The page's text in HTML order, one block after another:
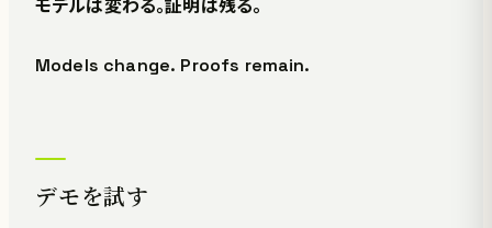
モデルは変わる。証明は残る。
Models change. Proofs remain.
デモを試す